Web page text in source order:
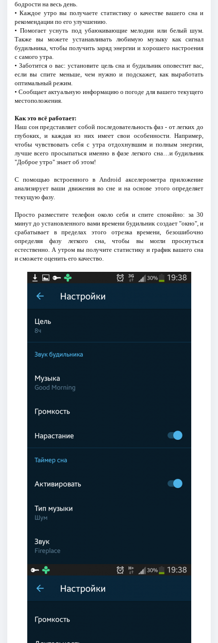
бодрости на весь день.
• Каждое утро вы получаете статистику о качестве вашего сна и
рекомендации по его улучшению.
• Помогает уснуть под убаюкивающие мелодии или белый шум.
Также вы можете устанавливать любимую музыку как сигнал
будильника, чтобы получить заряд энергии и хорошего настроения
с самого утра.
• Заботится о вас: установите цель сна и будильник оповестит вас,
если вы спите меньше, чем нужно и подскажет, как выработать
оптимальный режим.
• Сообщает актуальную информацию о погоде для вашего текущего
местоположения.
Как это всё работает:
Наш сон представляет собой последовательность фаз - от легких до
глубоких, и каждая из них имеет свои особенности. Например,
чтобы чувствовать себя с утра отдохнувшим и полным энергии,
лучше всего просыпаться именно в фазе легкого сна…и будильник
"Доброе утро" знает об этом!
С помощью встроенного в Android акселерометра приложение
анализирует ваши движения во сне и на основе этого определяет
текущую фазу.
Просто разместите телефон около себя и спите спокойно: за 30
минут до установленного вами времени будильник создает "окно", и
срабатывает в пределах этого отрезка времени, безошибочно
определяя фазу легкого сна, чтобы вы могли проснуться
естественно. А утром вы получите статистику и график вашего сна
и сможете оценить его качество.